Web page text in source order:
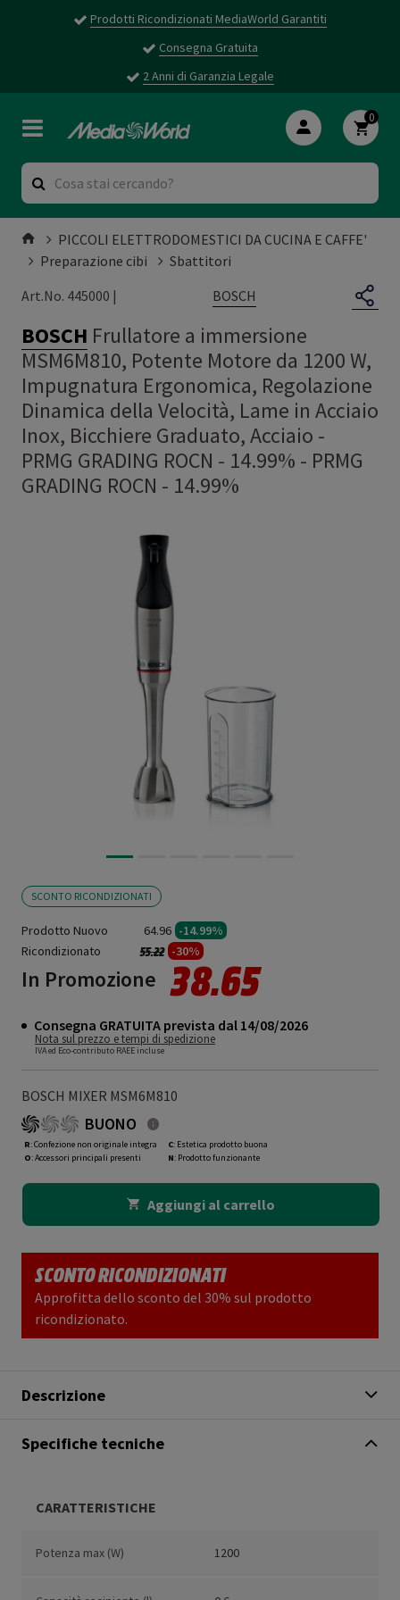
Prodotti Ricondizionati MediaWorld Garantiti
Consegna Gratuita
2 Anni di Garanzia Legale
0
PICCOLI ELETTRODOMESTICI DA CUCINA E CAFFE'
Preparazione cibi
Sbattitori
Art.No. 445000 |
BOSCH
BOSCH Frullatore a immersione
MSM6M810, Potente Motore da 1200 W,
Impugnatura Ergonomica, Regolazione
Dinamica della Velocità, Lame in Acciaio
Inox, Bicchiere Graduato, Acciaio -
PRMG GRADING ROCN - 14.99% - PRMG
GRADING ROCN - 14.99%
SCONTO RICONDIZIONATI
Prodotto Nuovo 64.96 -14.99%
Ricondizionato
Prezzo ridotto da
55.22a -30%
In Promozione 38.65
Consegna GRATUITA prevista dal 14/08/2026
Nota sul prezzo e tempi di spedizione
IVA ed Eco-contributo RAEE incluse
BOSCH MIXER MSM6M810
BUONO
R: Confezione non originale integra
O: Accessori principali presenti
C: Estetica prodotto buona
N: Prodotto funzionante
Aggiungi al carrello
SCONTO RICONDIZIONATI
Approfitta dello sconto del 30% sul prodotto
ricondizionato.
Descrizione
Specifiche tecniche
CARATTERISTICHE
Potenza max (W) 1200